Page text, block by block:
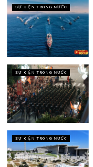
SỰ KIỆN TRONG NƯỚC
SỰ KIỆN TRONG NƯỚC
SỰ KIỆN TRONG NƯỚC